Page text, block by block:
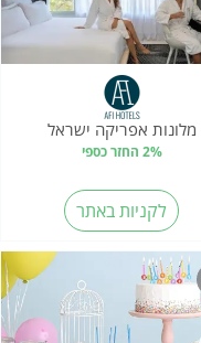
מלונות אפריקה ישראל‎
2% החזר כספי
לקניות באתר